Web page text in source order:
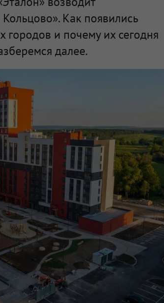
Как появились
городов и почему их сегодня
далее.